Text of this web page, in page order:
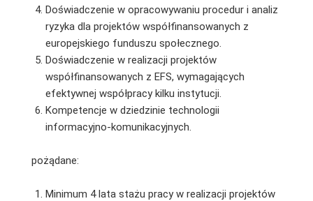
Doświadczenie w opracowywaniu procedur i analiz
ryzyka dla projektów współfinansowanych z
europejskiego funduszu społecznego.
Doświadczenie w realizacji projektów
współfinansowanych z EFS, wymagających
efektywnej współpracy kilku instytucji.
Kompetencje w dziedzinie technologii
informacyjno-komunikacyjnych.
pożądane:
Minimum 4 lata stażu pracy w realizacji projektów